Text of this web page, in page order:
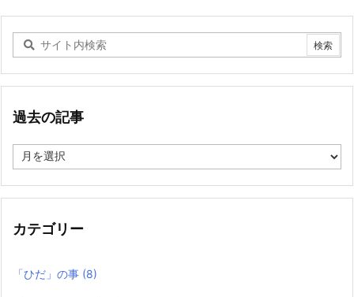
過去の記事
去
記
カテゴリー
「ひだ」の事 (8)